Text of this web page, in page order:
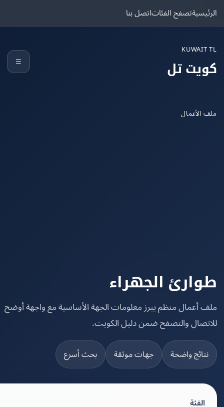
تصفح الفئاتاتصل بنا
تل
الجهراء
منظم يبرز معلومات الجهة الأساسية مع واجهة أوضح
والتصفح ضمن دليل الكويت.
واضحة جهات موثقة بحث أسرع